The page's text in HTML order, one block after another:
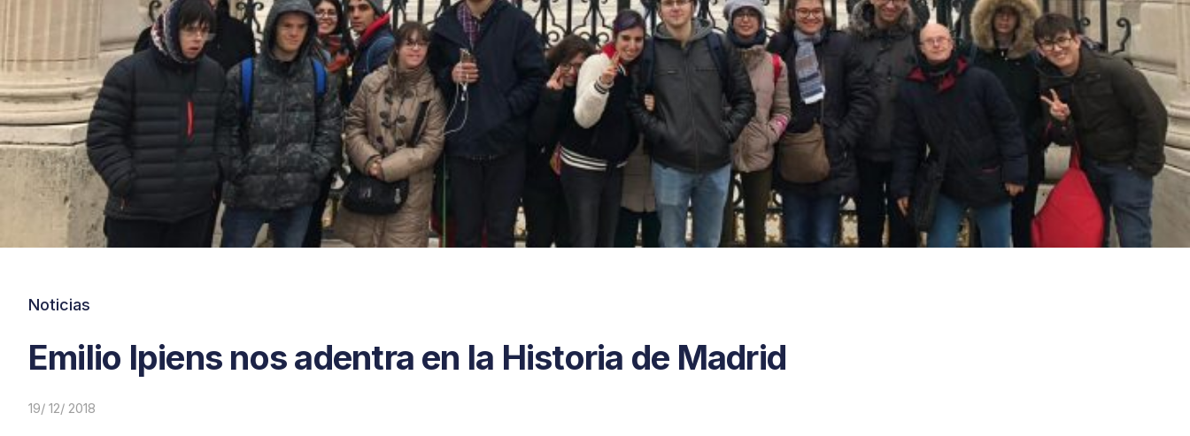
Noticias
Emilio Ipiens nos adentra en la Historia de Madrid
19/ 12/ 2018